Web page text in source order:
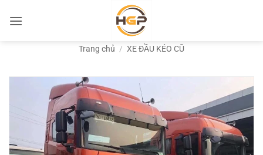
qua
Trang chủ / XE ĐẦU KÉO CŨ